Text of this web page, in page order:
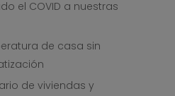
el COVID a nuestras
de casa sin
de viviendas y